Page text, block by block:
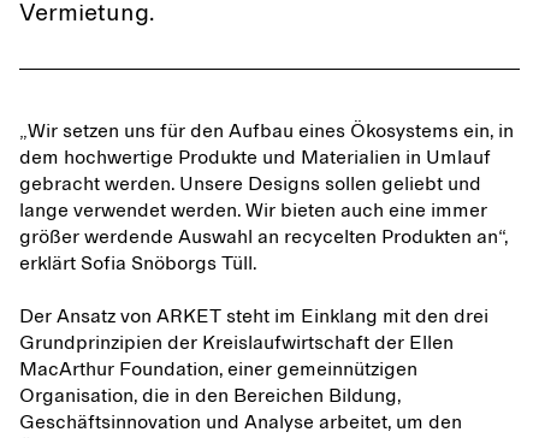
Vermietung.
„Wir setzen uns für den Aufbau eines Ökosystems ein, in
dem hochwertige Produkte und Materialien in Umlauf
gebracht werden. Unsere Designs sollen geliebt und
lange verwendet werden. Wir bieten auch eine immer
größer werdende Auswahl an recycelten Produkten an“,
erklärt Sofia Snöborgs Tüll.
Der Ansatz von ARKET steht im Einklang mit den drei
Grundprinzipien der Kreislaufwirtschaft der Ellen
MacArthur Foundation, einer gemeinnützigen
Organisation, die in den Bereichen Bildung,
Geschäftsinnovation und Analyse arbeitet, um den